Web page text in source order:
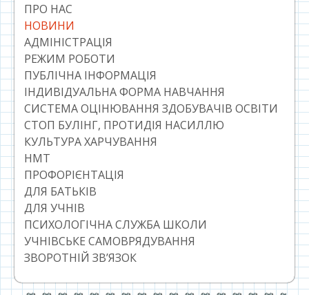
ПРО НАС
НОВИНИ
АДМІНІСТРАЦІЯ
РЕЖИМ РОБОТИ
ПУБЛІЧНА ІНФОРМАЦІЯ
ІНДИВІДУАЛЬНА ФОРМА НАВЧАННЯ
СИСТЕМА ОЦІНЮВАННЯ ЗДОБУВАЧІВ ОСВІТИ
СТОП БУЛІНГ, ПРОТИДІЯ НАСИЛЛЮ
КУЛЬТУРА ХАРЧУВАННЯ
НМТ
ПРОФОРІЄНТАЦІЯ
ДЛЯ БАТЬКІВ
ДЛЯ УЧНІВ
ПСИХОЛОГІЧНА СЛУЖБА ШКОЛИ
УЧНІВСЬКЕ САМОВРЯДУВАННЯ
ЗВОРОТНІЙ ЗВ’ЯЗОК